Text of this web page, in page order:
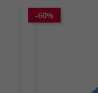
-60%